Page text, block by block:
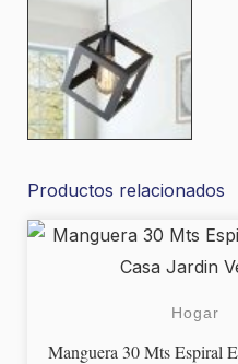
Productos relacionados
Hogar
Manguera 30 Mts Espiral